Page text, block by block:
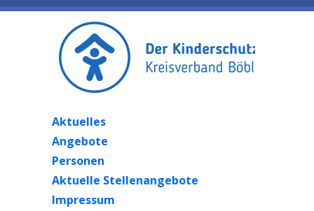
Aktuelles
Angebote
Personen
Aktuelle Stellenangebote
Impressum